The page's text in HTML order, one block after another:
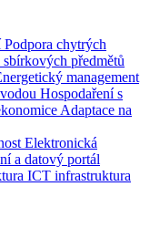
Podpora chytrých
Hospodaření s
Adaptace na
Elektronická
ICT infrastruktura